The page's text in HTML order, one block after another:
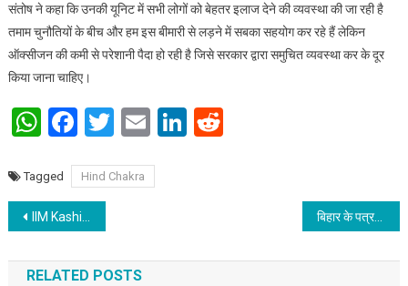
संतोष ने कहा कि उनकी यूनिट में सभी लोगों को बेहतर इलाज देने की व्यवस्था की जा रही है
तमाम चुनौतियों के बीच और हम इस बीमारी से लड़ने में सबका सहयोग कर रहे हैं लेकिन
ऑक्सीजन की कमी से परेशानी पैदा हो रही है जिसे सरकार द्वारा समुचित व्यवस्था कर के दूर
किया जाना चाहिए।
WhatsApp
Facebook
Twitter
EmailLinkedIn
Reddit
Tagged Hind Chakra
Post navigation
IIM Kashipur completes 10 years of operation बिहार के पत्रकार हुए फ्रंटलाइन वर्कर की श्रेणी में शामिल
RELATED POSTS